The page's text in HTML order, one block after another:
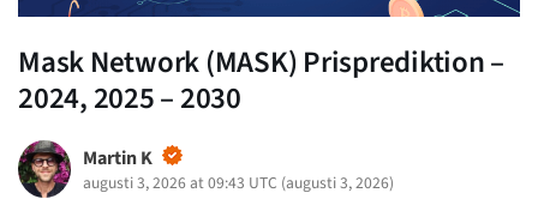
Mask Network (MASK) Prisprediktion –
2024, 2025 – 2030
Martin K
augusti 3, 2026 at 09:43 UTC (augusti 3, 2026)